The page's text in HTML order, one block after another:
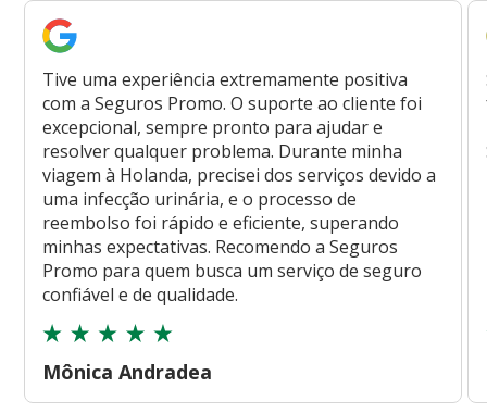
Tive uma experiência extremamente positiva
com a Seguros Promo. O suporte ao cliente foi
excepcional, sempre pronto para ajudar e
resolver qualquer problema. Durante minha
viagem à Holanda, precisei dos serviços devido a
uma infecção urinária, e o processo de
reembolso foi rápido e eficiente, superando
minhas expectativas. Recomendo a Seguros
Promo para quem busca um serviço de seguro
confiável e de qualidade.
Mônica Andradea